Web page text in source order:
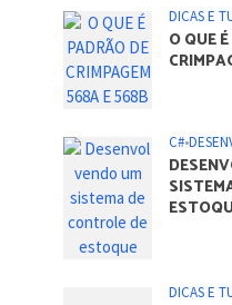
DICAS E
O QUE
C#•
DICAS E